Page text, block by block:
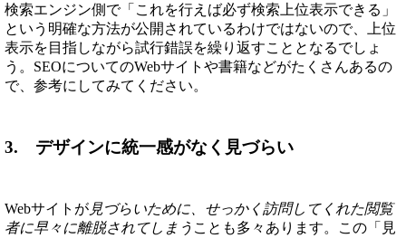
検索エンジン側で「これを行えば必ず検索上位表示できる」
という明確な方法が公開されているわけではないので、上位
表示を目指しながら試行錯誤を繰り返すこととなるでしょ
う。SEOについてのWebサイトや書籍などがたくさんあるの
で、参考にしてみてください。
3. デザインに統一感がなく見づらい
Webサイトが 見づらいために、せっかく訪問してくれた閲覧
者に早々に離脱されてしまう ことも多々あります。この「見